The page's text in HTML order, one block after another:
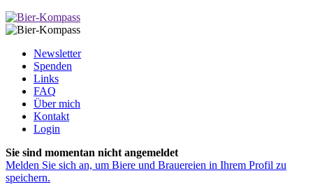
Newsletter
Spenden
Links
FAQ
Über mich
Kontakt
Login
Sie sind momentan nicht angemeldet
Melden Sie sich an, um Biere und Brauereien in Ihrem Profil zu
speichern.